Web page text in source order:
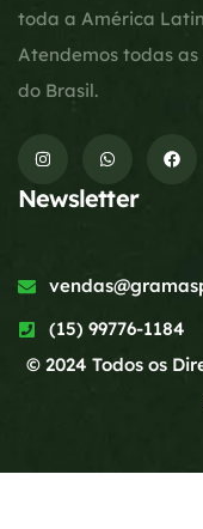
toda a América
Atendemos todas as
do Brasil.
Newsletter
(15) 99776-1184
© 2024 Todos os